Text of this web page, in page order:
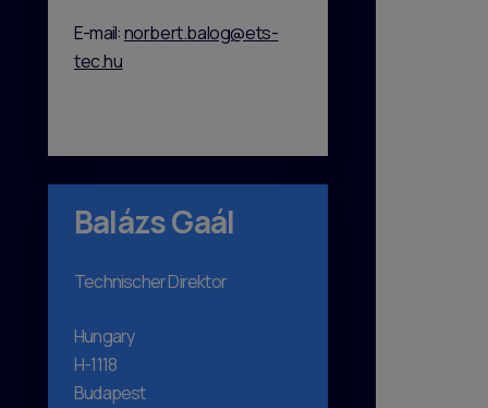
E-mail:norbert.balog@ets-
tec.hu
Balázs Gaál
Technischer Direktor
Hungary
H-1118
Budapest